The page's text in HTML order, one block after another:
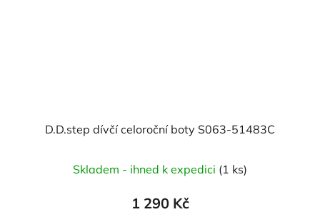
D.D.step dívčí celoroční boty S063-51483C
Skladem - ihned k expedici (1 ks)
1 290 Kč